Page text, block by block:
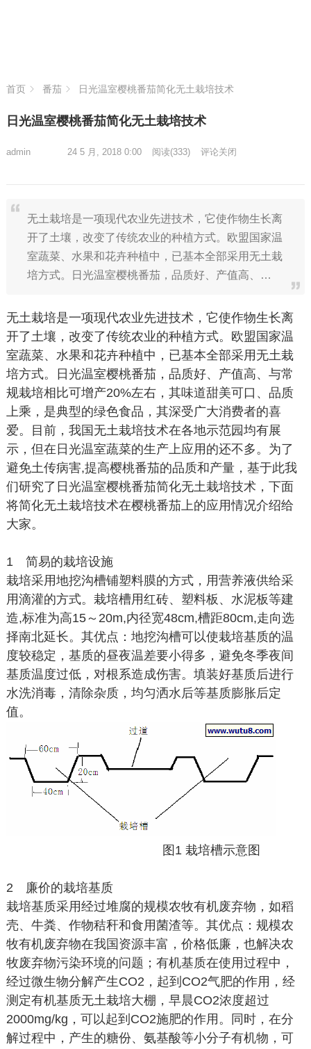
首页 番茄 日光温室樱桃番茄简化无土栽培技术
日光温室樱桃番茄简化无土栽培技术
admin 24 5 月, 2018 0:00 阅读(333) 评论关闭
无土栽培是一项现代农业先进技术，它使作物生长离
开了土壤，改变了传统农业的种植方式。欧盟国家温
室蔬菜、水果和花卉种植中，已基本全部采用无土栽
培方式。日光温室樱桃番茄，品质好、产值高、…
无土栽培是一项现代农业先进技术，它使作物生长离
开了土壤，改变了传统农业的种植方式。欧盟国家温
室蔬菜、水果和花卉种植中，已基本全部采用无土栽
培方式。日光温室樱桃番茄，品质好、产值高、与常
规栽培相比可增产20%左右，其味道甜美可口、品质
上乘，是典型的绿色食品，其深受广大消费者的喜
爱。目前，我国无土栽培技术在各地示范园均有展
示，但在日光温室蔬菜的生产上应用的还不多。为了
避免土传病害,提高樱桃番茄的品质和产量，基于此我
们研究了日光温室樱桃番茄简化无土栽培技术，下面
将简化无土栽培技术在樱桃番茄上的应用情况介绍给
大家。
1 简易的栽培设施
栽培采用地挖沟槽铺塑料膜的方式，用营养液供给采
用滴灌的方式。栽培槽用红砖、塑料板、水泥板等建
造,标准为高15～20m,内径宽48cm,槽距80cm,走向选
择南北延长。其优点：地挖沟槽可以使栽培基质的温
度较稳定，基质的昼夜温差要小得多，避免冬季夜间
基质温度过低，对根系造成伤害。填装好基质后进行
水洗消毒，清除杂质，均匀洒水后等基质膨胀后定
值。
图1 栽培槽示意图
2 廉价的栽培基质
栽培基质采用经过堆腐的规模农牧有机废弃物，如稻
壳、牛粪、作物秸秆和食用菌渣等。其优点：规模农
牧有机废弃物在我国资源丰富，价格低廉，也解决农
牧废弃物污染环境的问题；有机基质在使用过程中，
经过微生物分解产生CO2，起到CO2气肥的作用，经
测定有机基质无土栽培大棚，早晨CO2浓度超过
2000mg/kg，可以起到CO2施肥的作用。同时，在分
解过程中，产生的糖份、氨基酸等小分子有机物，可